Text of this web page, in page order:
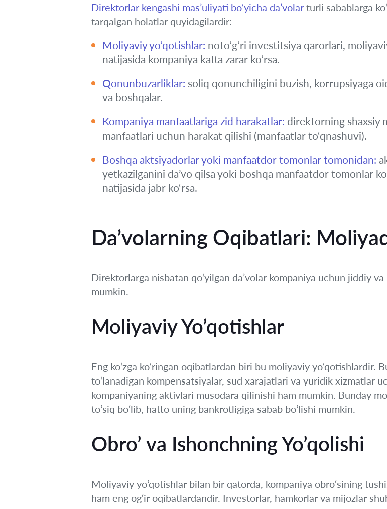
Direktorlar kengashi mas’uliyati bo‘yicha da’volar turli sabablarga
tarqalgan holatlar quyidagilardir:
Moliyaviy yo‘qotishlar: noto‘g‘ri investitsiya qarorlari,
natijasida kompaniya katta zarar ko‘rsa.
Qonunbuzarliklar: soliq qonunchiligini buzish, korrupsiyaga
va boshqalar.
Kompaniya manfaatlariga zid harakatlar: direktorning shaxsiy
manfaatlari uchun harakat qilishi (manfaatlar to‘qnashuvi).
Boshqa aktsiyadorlar yoki manfaatdor tomonlar tomonidan:
yetkazilganini da’vo qilsa yoki boshqa manfaatdor tomonlar
natijasida jabr ko‘rsa.
Da’volarning Oqibatlari:
Direktorlarga nisbatan qo‘yilgan da’volar kompaniya uchun jiddiy
mumkin.
Moliyaviy Yo’qotishlar
Eng ko‘zga ko‘ringan oqibatlardan biri bu moliyaviy yo‘qotishlardir.
to‘lanadigan kompensatsiyalar, sud xarajatlari va yuridik xizmatlar
kompaniyaning aktivlari musodara qilinishi ham mumkin. Bunday
to‘siq bo‘lib, hatto uning bankrotligiga sabab bo‘lishi mumkin.
Obro’ va Ishonchning Yo’qolishi
Moliyaviy yo‘qotishlar bilan bir qatorda, kompaniya obro‘sining
ham eng og‘ir oqibatlardandir. Investorlar, hamkorlar va mijozlar